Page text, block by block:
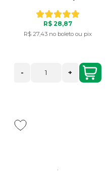
R$ 28,87
R$ 27,43 no boleto ou pix
- +